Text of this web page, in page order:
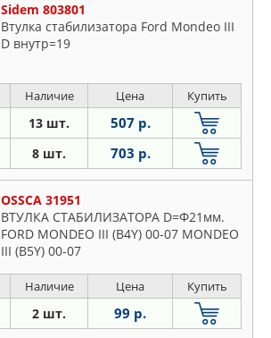
Sidem 803801
Втулка стабилизатора Ford Mondeo III
D внутр=19
Наличие Цена Купить
13 шт. 507 р.
8 шт. 703 р.
OSSCA 31951
ВТУЛКА СТАБИЛИЗАТОРА D=Ф21мм.
FORD MONDEO III (B4Y) 00-07 MONDEO
III (B5Y) 00-07
Наличие Цена Купить
2 шт. 99 р.